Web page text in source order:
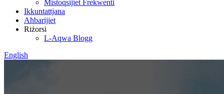
Mistoqsijiet Frekwenti
Ikkuntattjana
Aħbarijiet
Riżorsi
L-Aqwa Blogg
English